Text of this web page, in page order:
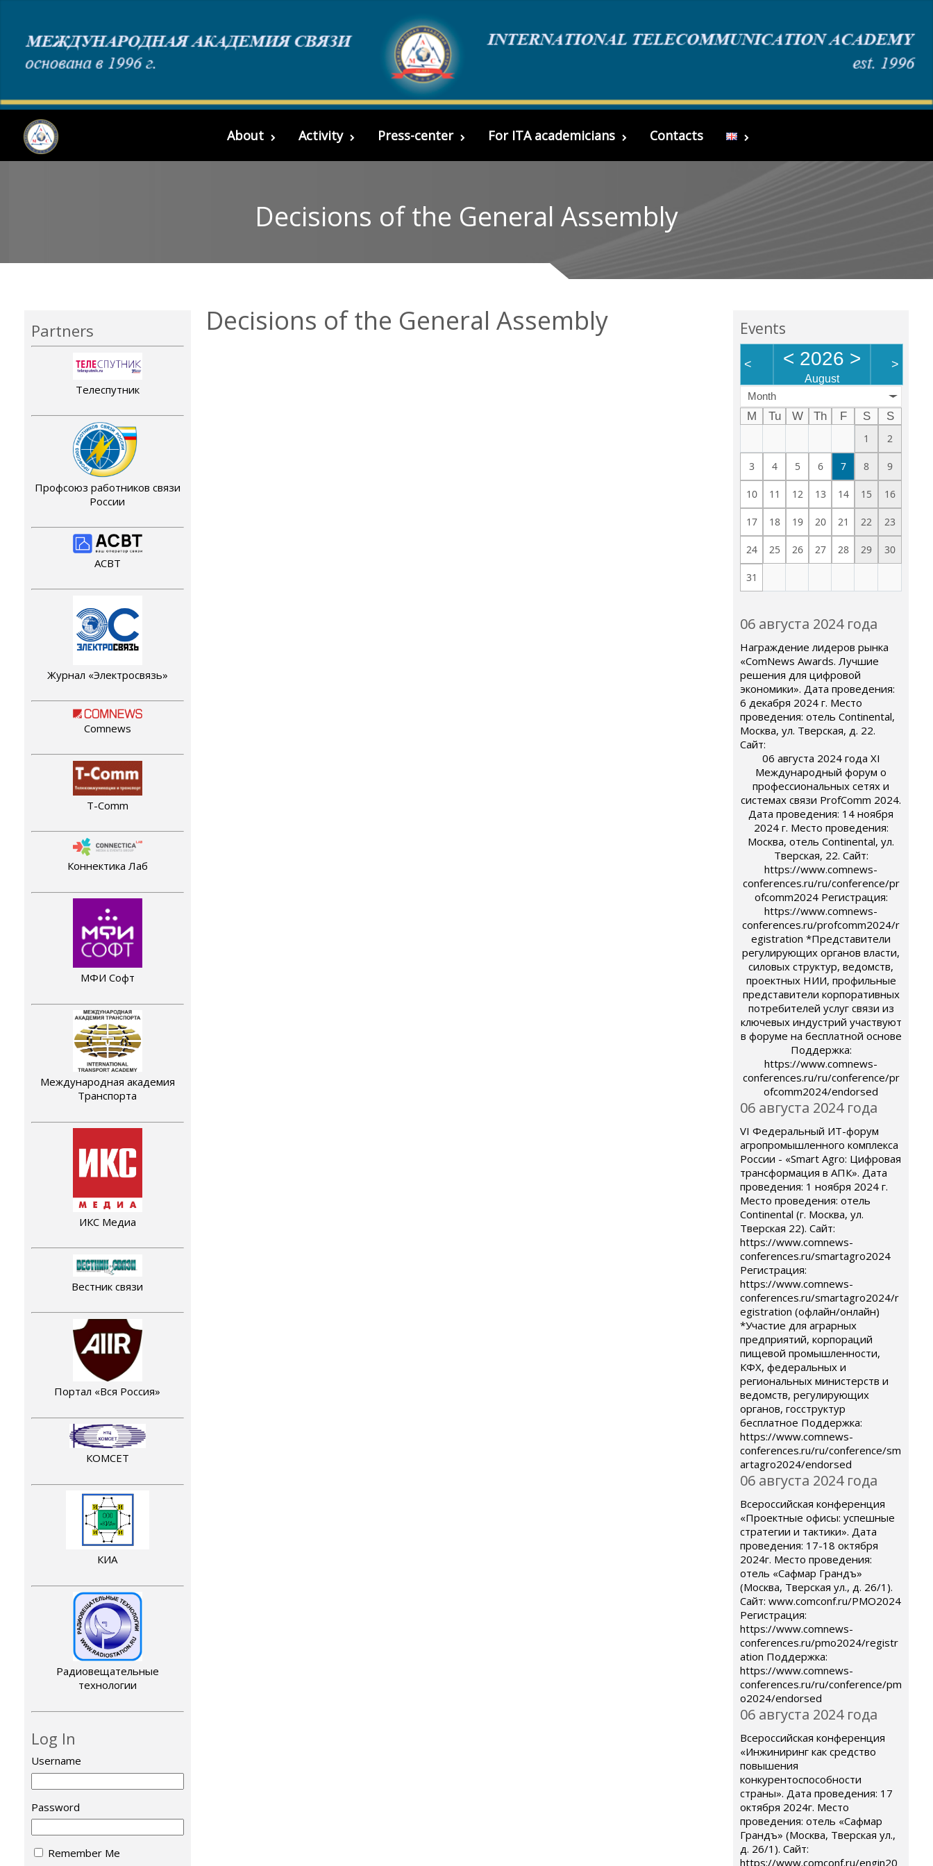
About Activity Press-center For ITA academicians Contacts
Decisions of the General Assembly
Partners
Телеспутник
Профсоюз работников связи
России
АСВТ
Журнал «Электросвязь»
Comnews
T-Comm
Коннектика Лаб
МФИ Софт
Международная академия
Транспорта
ИКС Медиа
Вестник связи
Портал «Вся Россия»
КОМСЕТ
КИА
Радиовещательные
технологии
Log In
Username
Password
Remember Me
Decisions of the General Assembly Events
< < 2026 >
August
>
Month
M Tu W Th F S
S
1
2
3 4 5 6 7 8 9
10 11 12 13 14 15 16
17 18 19 20 21 22 23
24 25 26 27 28 29 30
31
06 августа 2024 года
Награждение лидеров рынка
«ComNews Awards. Лучшие
решения для цифровой
экономики». Дата проведения:
6 декабря 2024 г. Место
проведения: отель Continental,
Москва, ул. Тверская, д. 22.
Сайт:
06 августа 2024 года XI
Международный форум о
профессиональных сетях и
системах связи ProfComm 2024.
Дата проведения: 14 ноября
2024 г. Место проведения:
Москва, отель Continental, ул.
Тверская, 22. Сайт:
https://www.comnews-
conferences.ru/ru/conference/pr
ofcomm2024 Регистрация:
https://www.comnews-
conferences.ru/profcomm2024/r
egistration *Представители
регулирующих органов власти,
силовых структур, ведомств,
проектных НИИ, профильные
представители корпоративных
потребителей услуг связи из
ключевых индустрий участвуют
в форуме на бесплатной основе
Поддержка:
https://www.comnews-
conferences.ru/ru/conference/pr
ofcomm2024/endorsed
06 августа 2024 года
VI Федеральный ИТ-форум
агропромышленного комплекса
России - «Smart Agro: Цифровая
трансформация в АПК». Дата
проведения: 1 ноября 2024 г.
Место проведения: отель
Continental (г. Москва, ул.
Тверская 22). Сайт:
https://www.comnews-
conferences.ru/smartagro2024
Регистрация:
https://www.comnews-
conferences.ru/smartagro2024/r
egistration (офлайн/онлайн)
*Участие для аграрных
предприятий, корпораций
пищевой промышленности,
КФХ, федеральных и
региональных министерств и
ведомств, регулирующих
органов, госструктур
бесплатное Поддержка:
https://www.comnews-
conferences.ru/ru/conference/sm
artagro2024/endorsed
06 августа 2024 года
Всероссийская конференция
«Проектные офисы: успешные
стратегии и тактики». Дата
проведения: 17-18 октября
2024г. Место проведения:
отель «Сафмар Грандъ»
(Москва, Тверская ул., д. 26/1).
Сайт: www.comconf.ru/PMO2024
Регистрация:
https://www.comnews-
conferences.ru/pmo2024/registr
ation Поддержка:
https://www.comnews-
conferences.ru/ru/conference/pm
o2024/endorsed
06 августа 2024 года
Всероссийская конференция
«Инжиниринг как средство
повышения
конкурентоспособности
страны». Дата проведения: 17
октября 2024г. Место
проведения: отель «Сафмар
Грандъ» (Москва, Тверская ул.,
д. 26/1). Сайт:
https://www.comconf.ru/engin20